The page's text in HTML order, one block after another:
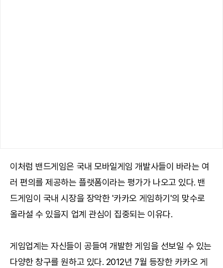
이처럼 밴드게임은 국내 모바일게임 개발사들이 바라는 여
러 편의를 제공하는 플랫폼이라는 평가가 나오고 있다. 밴
드게임이 국내 시장을 장악한 '카카오 게임하기'의 맞수로
올라설 수 있을지 업계 관심이 집중되는 이유다.
게임업계는 자신들이 공들여 개발한 게임을 선보일 수 있는
다양한 창구를 원하고 있다. 2012년 7월 등장한 카카오 게